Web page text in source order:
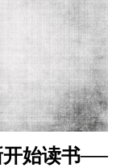
开始读书──